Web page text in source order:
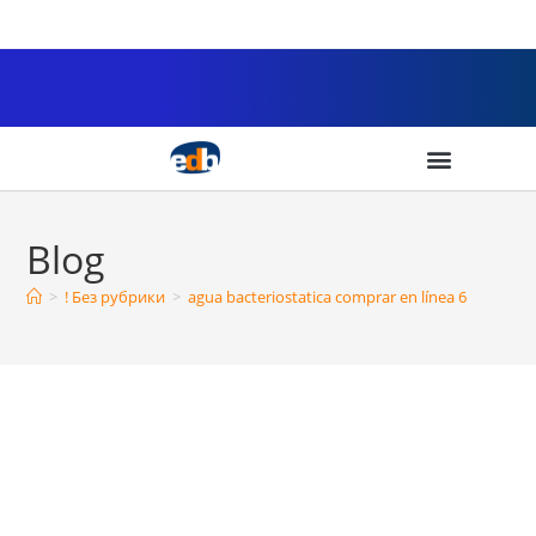
Blog
> ! Без рубрики > agua bacteriostatica comprar en línea 6